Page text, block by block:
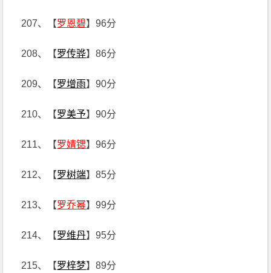
207、【罗恩碧】96分
208、【罗传骅】86分
209、【罗增雨】90分
210、【罗美予】90分
211、【罗婧锶】96分
212、【罗树端】85分
213、【罗乔幂】99分
214、【罗维丹】95分
215、【罗梓梦】89分